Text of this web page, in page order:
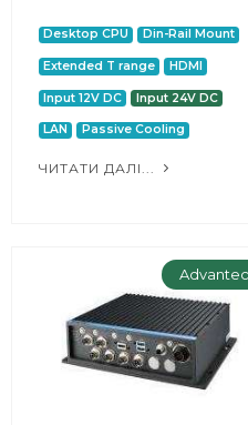
Desktop CPU Din-Rail Mount
Extended T range HDMI
Input 12V DC Input 24V DC
LAN Passive Cooling
ЧИТАТИ ДАЛІ...